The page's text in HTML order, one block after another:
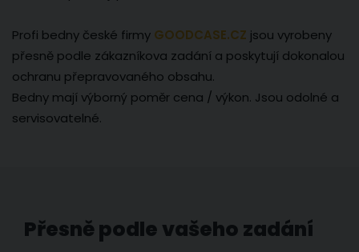
Profi bedny české firmy GOODCASE.CZ jsou vyrobeny
přesně podle zákazníkova zadání a poskytují dokonalou
ochranu přepravovaného obsahu.
Bedny mají výborný poměr cena / výkon. Jsou odolné a
servisovatelné.
Přesně podle vašeho zadání